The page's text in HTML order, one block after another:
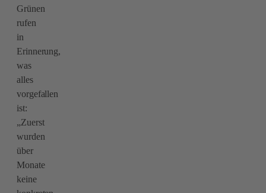
Grünen
rufen
in
Erinnerung,
was
alles
vorgefallen
ist:
„Zuerst
wurden
über
Monate
keine